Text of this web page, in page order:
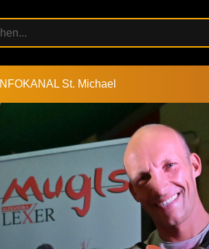
INFOKANAL St. Michael